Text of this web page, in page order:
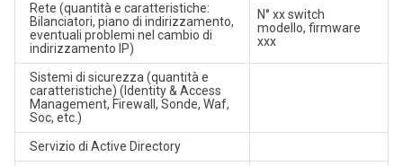
Rete (quantità e caratteristiche:
Bilanciatori, piano di indirizzamento,
eventuali problemi nel cambio di
indirizzamento IP)
N° xx switch
modello, firmware
xxx
Sistemi di sicurezza (quantità e
caratteristiche) (Identity & Access
Management, Firewall, Sonde, Waf,
Soc, etc.)
Servizio di Active Directory